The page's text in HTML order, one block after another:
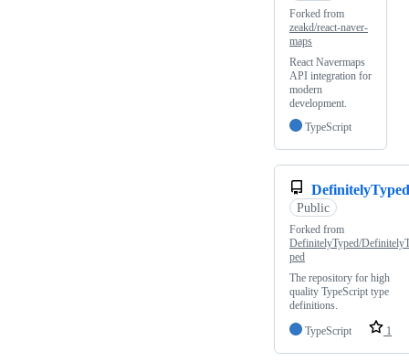
Forked from
zeakd/react-naver-
maps
React Navermaps
API integration for
modern
development.
TypeScript
DefinitelyTyped
Public
Forked from
DefinitelyTyped/
ped
The repository for high
quality TypeScript type
definitions.
TypeScript
1